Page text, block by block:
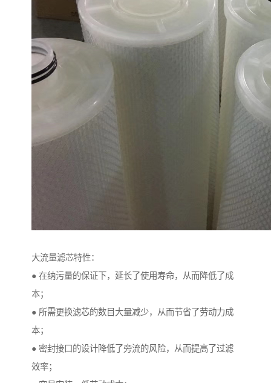
大流量滤芯特性：
● 在纳污量的保证下，延长了使用寿命，从而降低了成
本；
● 所需更换滤芯的数目大量减少，从而节省了劳动力成
本；
● 密封接口的设计降低了旁流的风险，从而提高了过滤
效率；